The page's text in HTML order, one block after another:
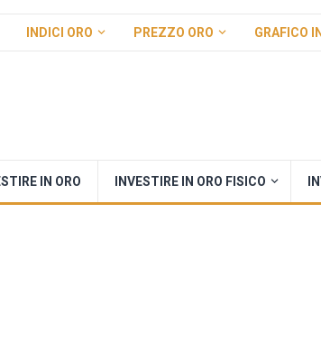
INDICI ORO PREZZO ORO GRAFICO
IN ORO INVESTIRE IN ORO FISICO